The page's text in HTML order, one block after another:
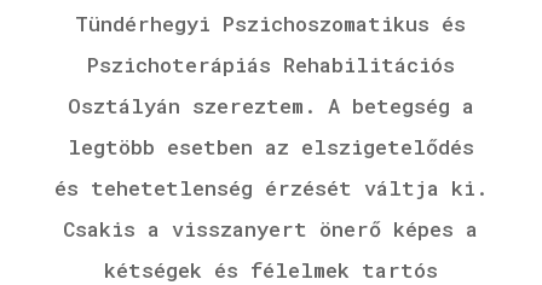
Tündérhegyi Pszichoszomatikus és
Pszichoterápiás Rehabilitációs
Osztályán szereztem. A betegség a
legtöbb esetben az elszigetelődés
és tehetetlenség érzését váltja ki.
Csakis a visszanyert önerő képes a
kétségek és félelmek tartós